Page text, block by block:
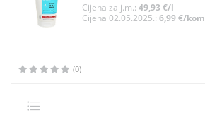
Cijena za j.m.: 49,93 €/l
Cijena 02.05.2025.: 6,99 €/kom
(0)